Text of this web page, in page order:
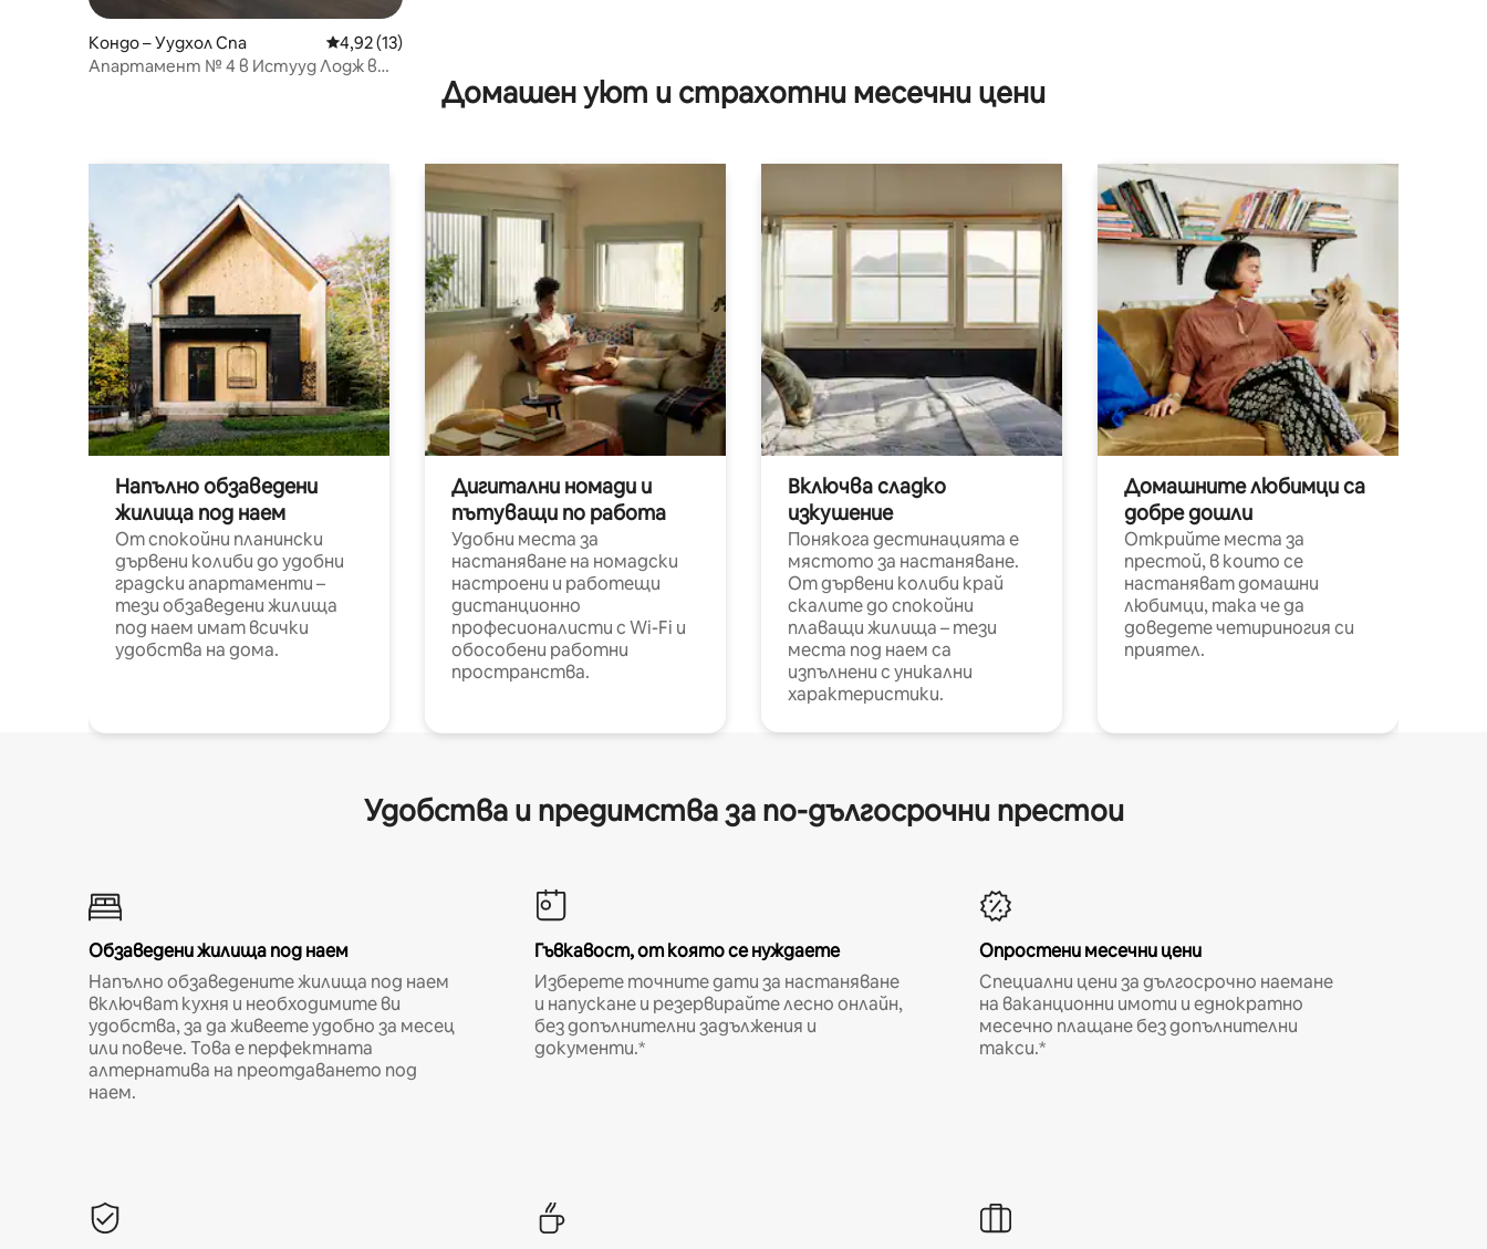
Кондо – Уудхол Спa Средна оценка: 4,92 от 5, 13 отзива
4,92 (13)
Апартамент № 4 в Истууд Лодж в
Домашен уют и страхотни месечни цени
Напълно обзаведени
жилища под наем
От спокойни планински
дървени колиби до удобни
градски апартаменти –
тези обзаведени жилища
под наем имат всички
удобства на дома.
Дигитални номади и
пътуващи по работа
Удобни места за
настаняване на номадски
настроени и работещи
дистанционно
професионалисти с Wi-Fi и
обособени работни
пространства.
Включва сладко
изкушение
Понякога дестинацията е
мястото за настаняване.
От дървени колиби край
скалите до спокойни
плаващи жилища – тези
места под наем са
изпълнени с уникални
характеристики.
Домашните любимци са
добре дошли
Открийте места за
престой, в които се
настаняват домашни
любимци, така че да
доведете четириногия си
приятел.
Удобства и предимства за по-дългосрочни престои
Обзаведени жилища под наем
Напълно обзаведените жилища под наем
включват кухня и необходимите ви
удобства, за да живеете удобно за месец
или повече. Това е перфектната
алтернатива на преотдаването под
наем.
Гъвкавост, от която се нуждаете
Изберете точните дати за настаняване
и напускане и резервирайте лесно онлайн,
без допълнителни задължения и
документи.*
Опростени месечни цени
Специални цени за дългосрочно наемане
на ваканционни имоти и еднократно
месечно плащане без допълнителни
такси.*